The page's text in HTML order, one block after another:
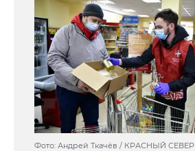
Фото: Андрей Ткачёв / КРАСНЫЙ СЕВЕР